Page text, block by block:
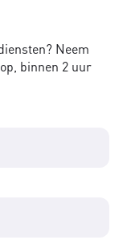
Neem
binnen 2 uur